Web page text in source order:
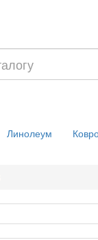
Линолеум